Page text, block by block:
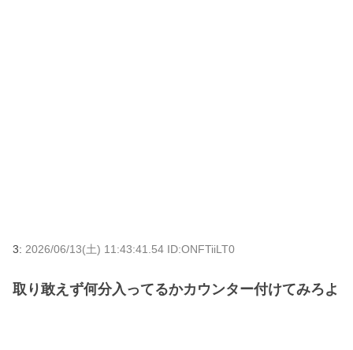
3: 2026/06/13(土) 11:43:41.54 ID:ONFTiiLT0
取り敢えず何分入ってるかカウンター付けてみろよ